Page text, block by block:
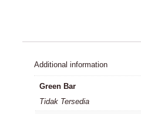
Additional information
Green Bar
Tidak Tersedia